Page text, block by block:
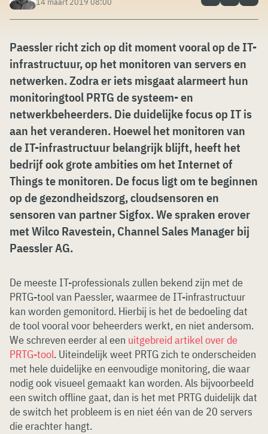
Paessler richt zich op dit moment vooral op de IT-
infrastructuur, op het monitoren van servers en
netwerken. Zodra er iets misgaat alarmeert hun
monitoringtool PRTG de systeem- en
netwerkbeheerders. Die duidelijke focus op IT is
aan het veranderen. Hoewel het monitoren van
de IT-infrastructuur belangrijk blijft, heeft het
bedrijf ook grote ambities om het Internet of
Things te monitoren. De focus ligt om te beginnen
op de gezondheidszorg, cloudsensoren en
sensoren van partner Sigfox. We spraken erover
met Wilco Ravestein, Channel Sales Manager bij
Paessler AG.
De meeste IT-professionals zullen bekend zijn met de
PRTG-tool van Paessler, waarmee de IT-infrastructuur
kan worden gemonitord. Hierbij is het de bedoeling dat
de tool vooral voor beheerders werkt, en niet andersom.
We schreven eerder al een uitgebreid artikel over de
PRTG-tool. Uiteindelijk weet PRTG zich te onderscheiden
met hele duidelijke en eenvoudige monitoring, die waar
nodig ook visueel gemaakt kan worden. Als bijvoorbeeld
een switch offline gaat, dan is het met PRTG duidelijk dat
de switch het probleem is en niet één van de 20 servers
die erachter hangt.